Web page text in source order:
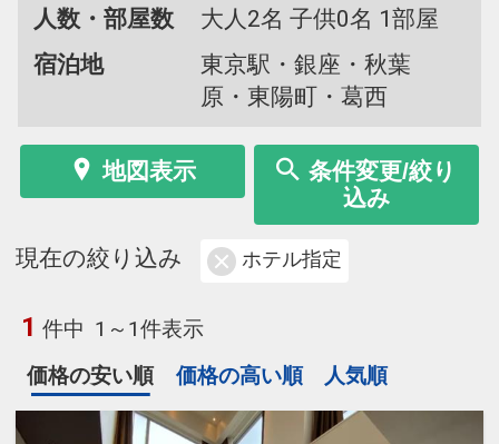
人数・部屋数
大人2名 子供0名 1部屋
宿泊地
東京駅・銀座・秋葉
原・東陽町・葛西
地図表示
条件変更/絞り
込み
現在の絞り込み ホテル指定
1 件中 1～1件表示
価格の安い順
価格の高い順 人気順